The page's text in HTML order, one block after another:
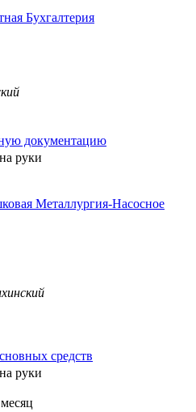
Бухгалтерия
документацию
на руки
Металлургия-Насосное
средств
на руки